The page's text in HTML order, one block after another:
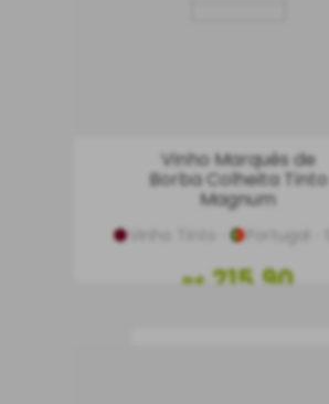
Vinho Marquês de
Borba Colheita Tinto
Magnum
Vinho Tinto Portugal
R$ 215,90